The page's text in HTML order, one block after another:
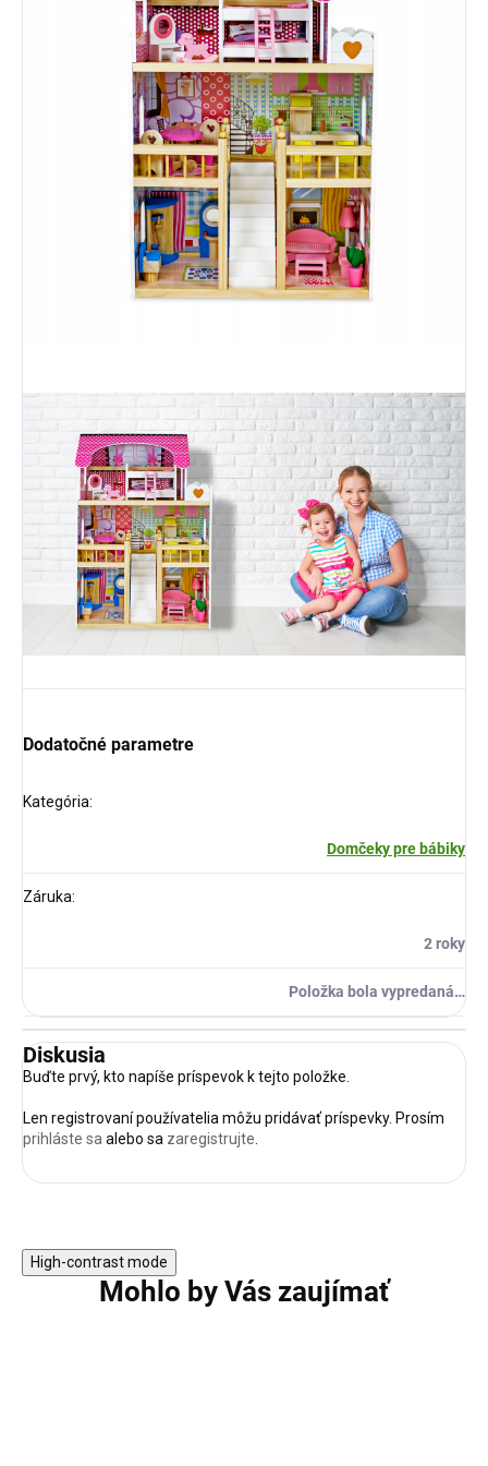
Dodatočné parametre
Kategória:
Domčeky pre bábiky
Záruka:
2 roky
Položka bola vypredaná…
Diskusia
Buďte prvý, kto napíše príspevok k tejto položke.
Len registrovaní používatelia môžu pridávať príspevky. Prosím
prihláste sa alebo sa zaregistrujte
High-contrast mode
Mohlo by Vás zaujímať